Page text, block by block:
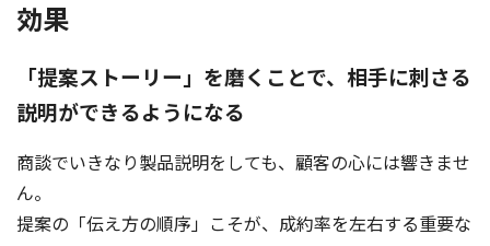
効果
「提案ストーリー」を磨くことで、相手に刺さる
説明ができるようになる
商談でいきなり製品説明をしても、顧客の心には響きませ
ん。
提案の「伝え方の順序」こそが、成約率を左右する重要な